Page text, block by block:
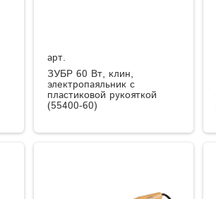
арт.
ЗУБР 60 Вт, клин,
электропаяльник с
пластиковой рукояткой
(55400-60)